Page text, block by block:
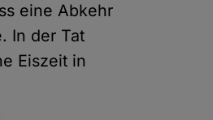
eine Abkehr
In der Tat
Eiszeit in